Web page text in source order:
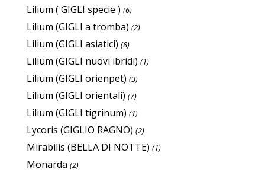
Lilium ( GIGLI specie ) (6)
Lilium (GIGLI a tromba) (2)
Lilium (GIGLI asiatici) (8)
Lilium (GIGLI nuovi ibridi) (1)
Lilium (GIGLI orienpet) (3)
Lilium (GIGLI orientali) (7)
Lilium (GIGLI tigrinum) (1)
Lycoris (GIGLIO RAGNO) (2)
Mirabilis (BELLA DI NOTTE) (1)
Monarda (2)